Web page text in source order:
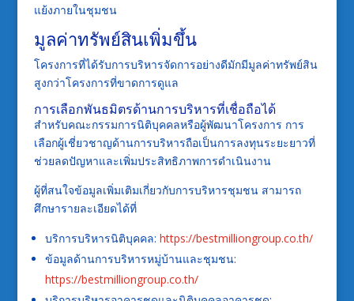
แย้งภายในชุมชน
มูลค่าทรัพย์สินเพิ่มขึ้น
โครงการที่ได้รับการบริหารจัดการอย่างดีมักมีมูลค่าทรัพย์สิน
สูงกว่าโครงการที่ขาดการดูแล
การเลือกพันธมิตรด้านการบริหารที่เชื่อถือได้
สำหรับคณะกรรมการนิติบุคคลหรือผู้พัฒนาโครงการ การ
เลือกผู้เชี่ยวชาญด้านการบริหารถือเป็นการลงทุนระยะยาวที่
ช่วยลดปัญหาและเพิ่มประสิทธิภาพการดำเนินงาน
ผู้ที่สนใจข้อมูลเพิ่มเติมเกี่ยวกับการบริหารชุมชน สามารถ
ศึกษารายละเอียดได้ที่
บริการบริหารนิติบุคคล: https://bestmilliongroup.co.th/
ข้อมูลด้านการบริหารหมู่บ้านและชุมชน:
https://bestmilliongroup.co.th/